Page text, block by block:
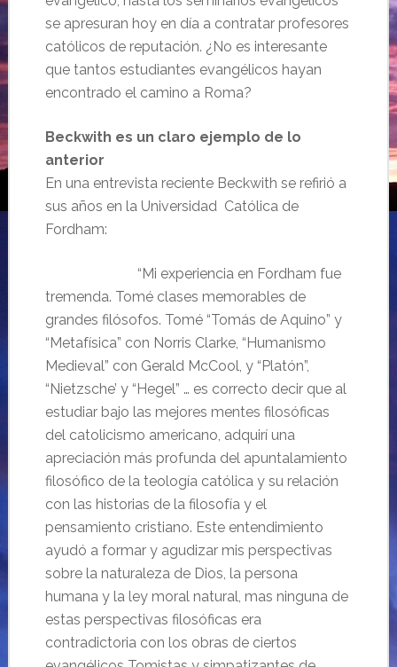
se apresuran hoy en día a contratar profesores
católicos de reputación. ¿No es interesante
que tantos estudiantes evangélicos hayan
encontrado el camino a Roma?
Beckwith es un claro ejemplo de lo
anterior
En una entrevista reciente Beckwith se refirió a
sus años en la Universidad Católica de
Fordham:
“Mi experiencia en Fordham fue
tremenda. Tomé clases memorables de
grandes filósofos. Tomé “Tomás de Aquino” y
“Metafísica” con Norris Clarke, “Humanismo
Medieval” con Gerald McCool, y “Platón”,
“Nietzsche’ y “Hegel” … es correcto decir que al
estudiar bajo las mejores mentes filosóficas
del catolicismo americano, adquirí una
apreciación más profunda del apuntalamiento
filosófico de la teología católica y su relación
con las historias de la filosofía y el
pensamiento cristiano. Este entendimiento
ayudó a formar y agudizar mis perspectivas
sobre la naturaleza de Dios, la persona
humana y la ley moral natural, mas ninguna de
estas perspectivas filosóficas era
contradictoria con los obras de ciertos